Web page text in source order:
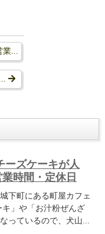
業...
ーズケーキが人
時間・定休日
下町にある町屋カフェ
」や「お汁粉ぜんざ
っているので、犬山...